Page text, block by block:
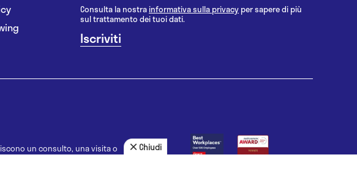
Consulta la nostrainformativa sulla privacy per sapere di più
sul trattamento dei tuoi dati.
un consulto, una visita o
di una diagnosi, la
Chiudi